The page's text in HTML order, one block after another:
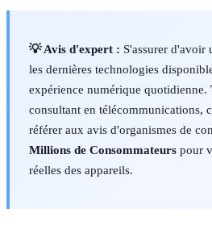
💡 Avis d'expert : S'assurer d'avoir
les dernières technologies
expérience numérique quotidienne.
consultant en télécommunications,
référer aux avis d'organismes de
Millions de Consommateurs pour
réelles des appareils.